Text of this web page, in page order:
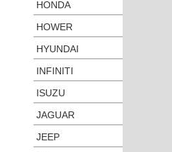
HONDA
HOWER
HYUNDAI
INFINITI
ISUZU
JAGUAR
JEEP